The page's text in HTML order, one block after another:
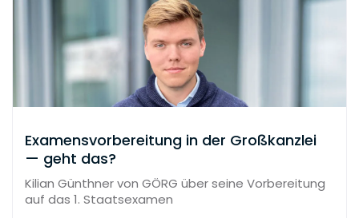
Examensvorbereitung in der Großkanzlei
— geht das?
Kilian Günthner von GÖRG über seine Vorbereitung
auf das 1. Staatsexamen